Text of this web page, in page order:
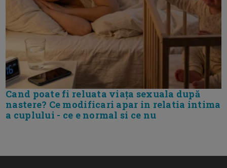
Cand poate fi reluata viața sexuala după
nastere? Ce modificari apar in relatia intima
a cuplului - ce e normal si ce nu